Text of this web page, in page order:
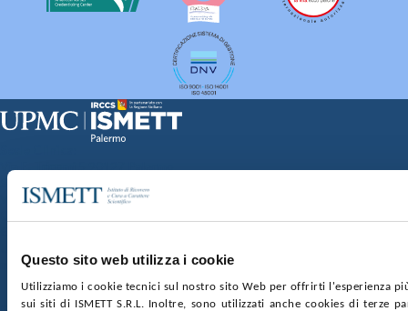
Questo sito web utilizza i cookie
Utilizziamo i cookie tecnici sul nostro sito Web per offrirti l'esperienza
sui siti di ISMETT S.R.L. Inoltre, sono utilizzati anche cookies di terze
Via Discesa dei Giudici 4 90133 Palermo
nr. REA PA-201818 P.I. 04544550827